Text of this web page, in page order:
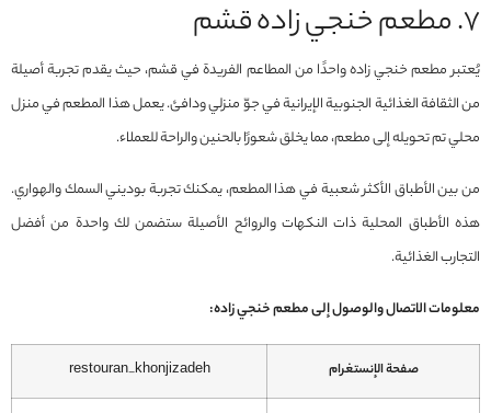
7. مطعم خنجي زاده قشم
يُعتبر مطعم خنجي زاده واحدًا من المطاعم الفريدة في قشم، حيث يقدم تجربة أصيلة
من الثقافة الغذائية الجنوبية الإيرانية في جوّ منزلي ودافئ. يعمل هذا المطعم في منزل
محلي تم تحويله إلى مطعم، مما يخلق شعورًا بالحنين والراحة للعملاء.
من بين الأطباق الأكثر شعبية في هذا المطعم، يمكنك تجربة بوديني السمك والهواري.
هذه الأطباق المحلية ذات النكهات والروائح الأصيلة ستضمن لك واحدة من أفضل
التجارب الغذائية.
معلومات الاتصال والوصول إلى مطعم خنجي زاده:
صفحة الإنستغرام restouran_khonjizadeh